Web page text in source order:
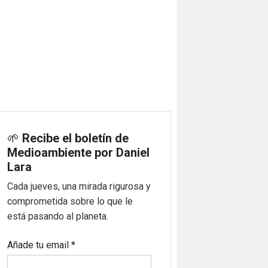
🌱 Recibe el boletín de
Medioambiente por Daniel
Lara
Cada jueves, una mirada rigurosa y
comprometida sobre lo que le
está pasando al planeta.
Añade tu email*